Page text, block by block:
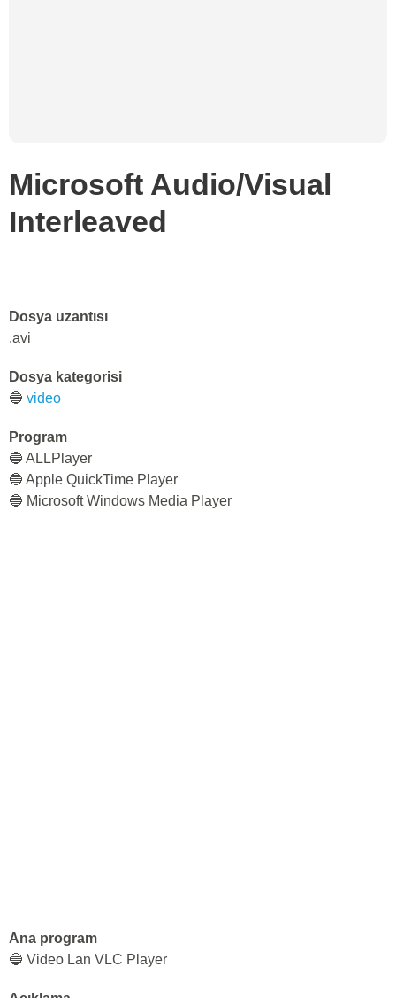
Microsoft Audio/Visual
Interleaved
Dosya uzantısı
.avi
Dosya kategorisi
🔵 video
Program
🔵 ALLPlayer
🔵 Apple QuickTime Player
🔵 Microsoft Windows Media Player
Ana program
🔵 Video Lan VLC Player